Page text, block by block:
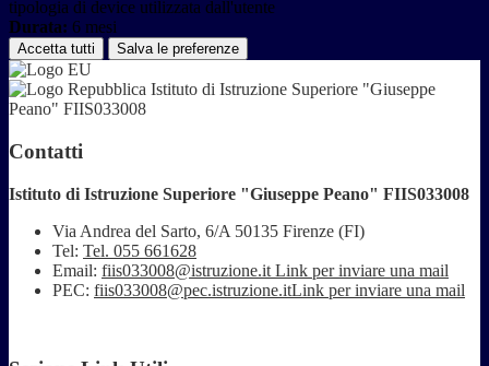
tipologia di device utilizzata dall'utente
Durata: 6 mesi
Accetta tutti Salva le preferenze
Istituto di Istruzione Superiore "Giuseppe
Peano" FIIS033008
Contatti
Istituto di Istruzione Superiore "Giuseppe Peano" FIIS033008
Via Andrea del Sarto, 6/A 50135 Firenze (FI)
Tel: Tel. 055 661628
Email: fiis033008@istruzione.it Link per inviare una mail
PEC: fiis033008@pec.istruzione.itLink per inviare una mail